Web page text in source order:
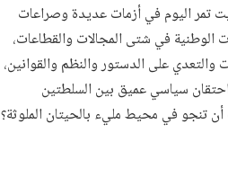
تمر اليوم في أزمات عديدة وصراعات
الوطنية في شتى المجالات والقطاعات،
والتعدي على الدستور والنظم والقوانين،
سياسي عميق بين السلطتين
أن تنجو في محيط مليء بالحيتان الملوثة؟